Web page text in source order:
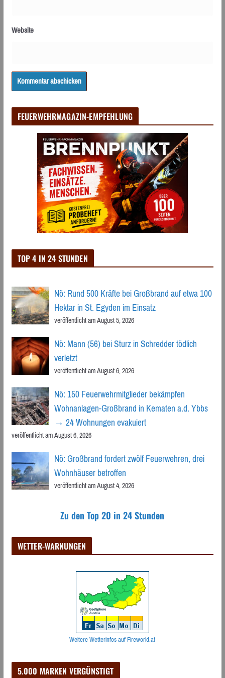
Website
FEUERWEHRMAGAZIN-EMPFEHLUNG
TOP 4 IN 24 STUNDEN
Nö: Rund 500 Kräfte bei Großbrand auf etwa 100
Hektar in St. Egyden im Einsatz
veröffentlicht am August 5, 2026
Nö: Mann (56) bei Sturz in Schredder tödlich
verletzt
veröffentlicht am August 6, 2026
Nö: 150 Feuerwehrmitglieder bekämpfen
Wohnanlagen-Großbrand in Kematen a.d. Ybbs
→ 24 Wohnungen evakuiert
veröffentlicht am August 6, 2026
Nö: Großbrand fordert zwölf Feuerwehren, drei
Wohnhäuser betroffen
veröffentlicht am August 4, 2026
Zu den Top 20 in 24 Stunden
WETTER-WARNUNGEN
Weitere Wetterinfos auf Fireworld.at
5.000 MARKEN VERGÜNSTIGT